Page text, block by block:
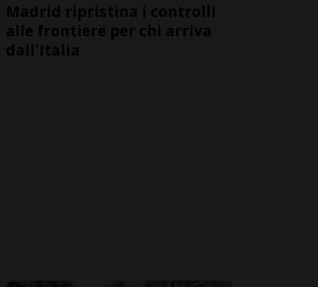
Madrid ripristina i controlli
alle frontiere per chi arriva
dall'Italia